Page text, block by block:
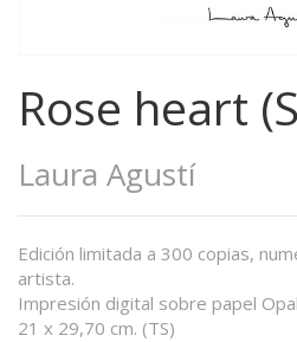
Rose heart
Laura Agustí
Edición limitada a 300 copias,
artista.
Impresión digital sobre papel
21 x 29,70 cm. (TS)